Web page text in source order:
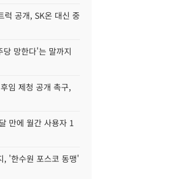
공개, SK온 대신 중
망한다'는 말까지
임 제청 공개 촉구,
만에 월간 사용자 1
, '한수원 포스코 동맹'